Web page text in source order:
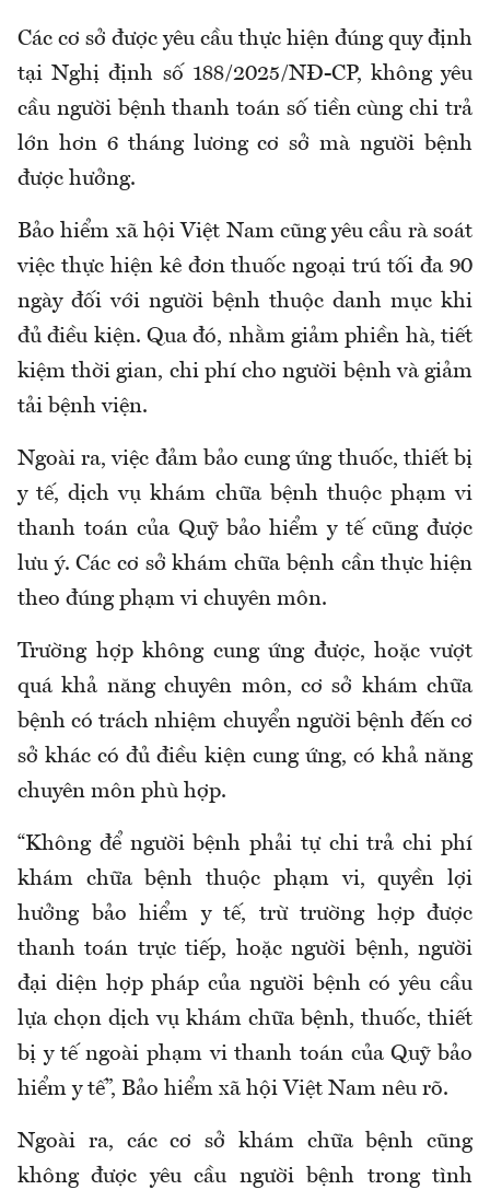
Các cơ sở được yêu cầu thực hiện đúng quy định
tại Nghị định số 188/2025/NĐ-CP, không yêu
cầu người bệnh thanh toán số tiền cùng chi trả
lớn hơn 6 tháng lương cơ sở mà người bệnh
được hưởng.
Bảo hiểm xã hội Việt Nam cũng yêu cầu rà soát
việc thực hiện kê đơn thuốc ngoại trú tối đa 90
ngày đối với người bệnh thuộc danh mục khi
đủ điều kiện. Qua đó, nhằmgiảm phiền hà, tiết
kiệm thời gian, chiphí cho người bệnh và giảm
tải bệnh viện.
Ngoài ra, việc đảm bảo cung ứng thuốc, thiết bị
y tế, dịch vụ khám chữa bệnhthuộc phạm vi
thanh toán của Quỹ bảo hiểm y tế cũng được
lưu ý. Các cơ sở khám chữa bệnh cần thực hiện
theo đúng phạm vi chuyên môn.
Trường hợp không cung ứng được, hoặc vượt
quá khả năng chuyên môn, cơ sở khám chữa
bệnh có trách nhiệm chuyển người bệnh đến cơ
sở khác có đủ điều kiện cung ứng, có khả năng
chuyên môn phù hợp.
“Không để người bệnh phải tự chi trả chi phí
khám chữa bệnhthuộc phạm vi, quyền lợi
hưởng bảo hiểm y tế, trừ trường hợp được
thanh toán trực tiếp, hoặc người bệnh, người
đại diện hợp pháp của người bệnh có yêu cầu
lựa chọn dịch vụ khám chữa bệnh, thuốc, thiết
bị y tế ngoài phạm vi thanh toán củaQuỹ bảo
hiểm y tế”, Bảo hiểm xã hội Việt Nam nêu rõ.
Ngoài ra, các cơ sở khám chữa bệnh cũng
không được yêu cầu người bệnh trong tình